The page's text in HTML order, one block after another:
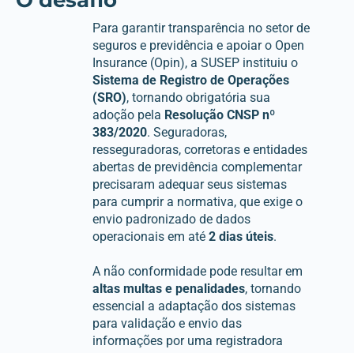
Para garantir transparência no setor de
seguros e previdência e apoiar o Open
Insurance (Opin), a SUSEP instituiu o
Sistema de Registro de Operações
(SRO), tornando obrigatória sua
adoção pela Resolução CNSP nº
383/2020. Seguradoras,
resseguradoras, corretoras e entidades
abertas de previdência complementar
precisaram adequar seus sistemas
para cumprir a normativa, que exige o
envio padronizado de dados
operacionais em até 2 dias úteis.
A não conformidade pode resultar em
altas multas e penalidades, tornando
essencial a adaptação dos sistemas
para validação e envio das
informações por uma registradora